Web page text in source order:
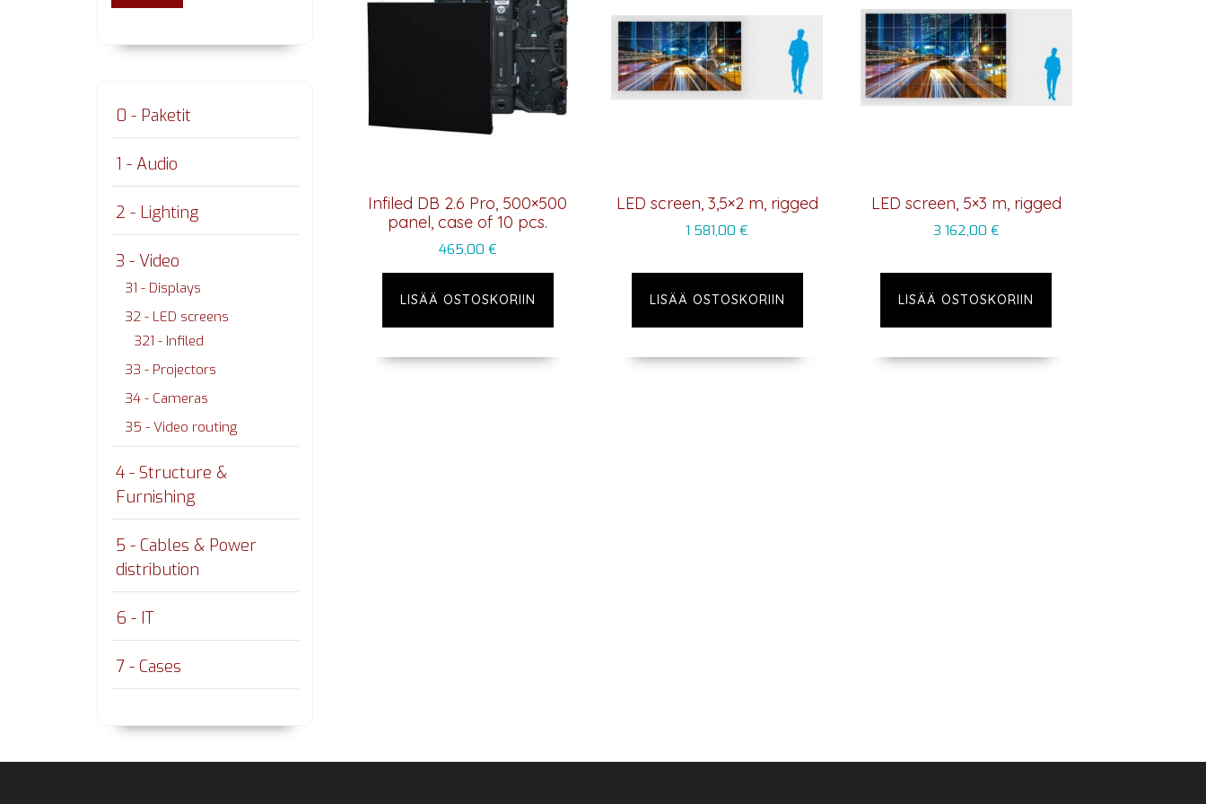
Infiled DB 2.6 Pro, 500×500
panel, case of 10 pcs.
465,00 €
LISÄÄ OSTOSKORIIN
LED screen, 3,5×2 m, rigged
1 581,00 €
LISÄÄ OSTOSKORIIN
LED screen, 5×3 m, rigged
3 162,00 €
LISÄÄ OSTOSKORIIN
0 - Paketit
1 - Audio
2 - Lighting
3 - Video
31 - Displays
32 - LED screens
321 - Infiled
33 - Projectors
34 - Cameras
35 - Video routing
4 - Structure &
Furnishing
5 - Cables & Power
distribution
6 - IT
7 - Cases